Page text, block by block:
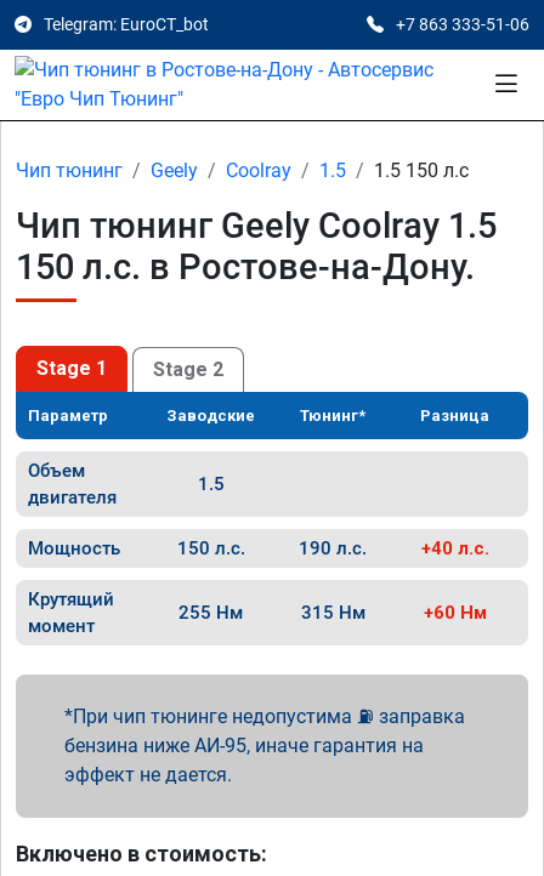
Telegram: EuroCT_bot +7 863 333-51-06
Чип тюнинг Geely Coolray 1.5 1.5 150 л.с
Чип тюнинг Geely Coolray 1.5
150 л.с. в Ростове-на-Дону.
Stage 1 Stage 2
Параметр Заводские Тюнинг* Разница
Объем
двигателя
1.5
Мощность 150 л.с. 190 л.с. +40 л.с.
Крутящий
момент
255 Нм 315 Нм +60 Нм
При чип тюнинге недопустима ⛽ заправка
бензина ниже АИ-95, иначе гарантия на
эффект не дается.
Включено в стоимость: